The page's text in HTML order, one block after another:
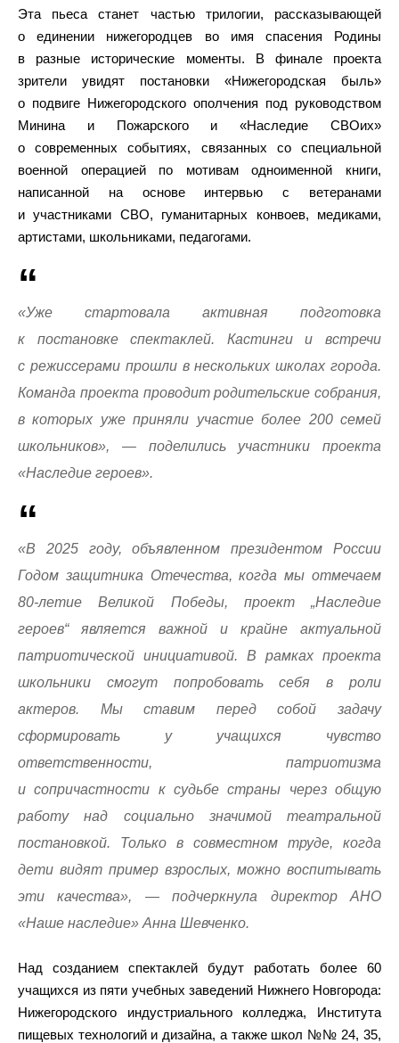
Эта пьеса станет частью трилогии, рассказывающей
о единении нижегородцев во имя спасения Родины
в разные исторические моменты. В финале проекта
зрители увидят постановки «Нижегородская быль»
о подвиге Нижегородского ополчения под руководством
Минина и Пожарского и «Наследие СВОих»
о современных событиях, связанных со специальной
военной операцией по мотивам одноименной книги,
написанной на основе интервью с ветеранами
и участниками СВО, гуманитарных конвоев, медиками,
артистами, школьниками, педагогами.
«Уже стартовала активная подготовка
к постановке спектаклей. Кастинги и встречи
с режиссерами прошли в нескольких школах города.
Команда проекта проводит родительские собрания,
в которых уже приняли участие более 200 семей
школьников», — поделились участники проекта
«Наследие героев».
«В 2025 году, объявленном президентом России
Годом защитника Отечества, когда мы отмечаем
80-летие Великой Победы, проект „Наследие
героев“ является важной и крайне актуальной
патриотической инициативой. В рамках проекта
школьники смогут попробовать себя в роли
актеров. Мы ставим перед собой задачу
сформировать у учащихся чувство
ответственности, патриотизма
и сопричастности к судьбе страны через общую
работу над социально значимой театральной
постановкой. Только в совместном труде, когда
дети видят пример взрослых, можно воспитывать
эти качества», — подчеркнула директор АНО
«Наше наследие» Анна Шевченко.
Над созданием спектаклей будут работать более 60
учащихся из пяти учебных заведений Нижнего Новгорода:
Нижегородского индустриального колледжа, Института
пищевых технологий и дизайна, а также школ №№ 24, 35,